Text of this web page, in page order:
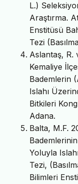
L.)
Araştırma.
Enstitüsü
Tezi
Aslantaş, R.
Kemaliye
Bademlerin
Islahı
Bitkileri
Adana.
Balta, M.F.
Yoluyla
Tezi,
Bilimleri